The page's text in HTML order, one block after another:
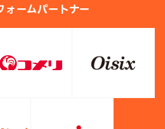
ォームパートナー